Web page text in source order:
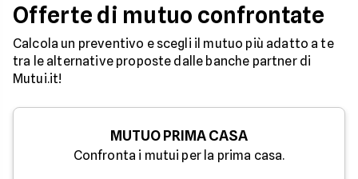
Offerte di mutuo confrontate
Calcola un preventivo e scegli il mutuo più adatto a te
tra le alternative proposte dalle banche partner di
Mutui.it!
MUTUO PRIMA CASA
Confronta i mutui per la prima casa.